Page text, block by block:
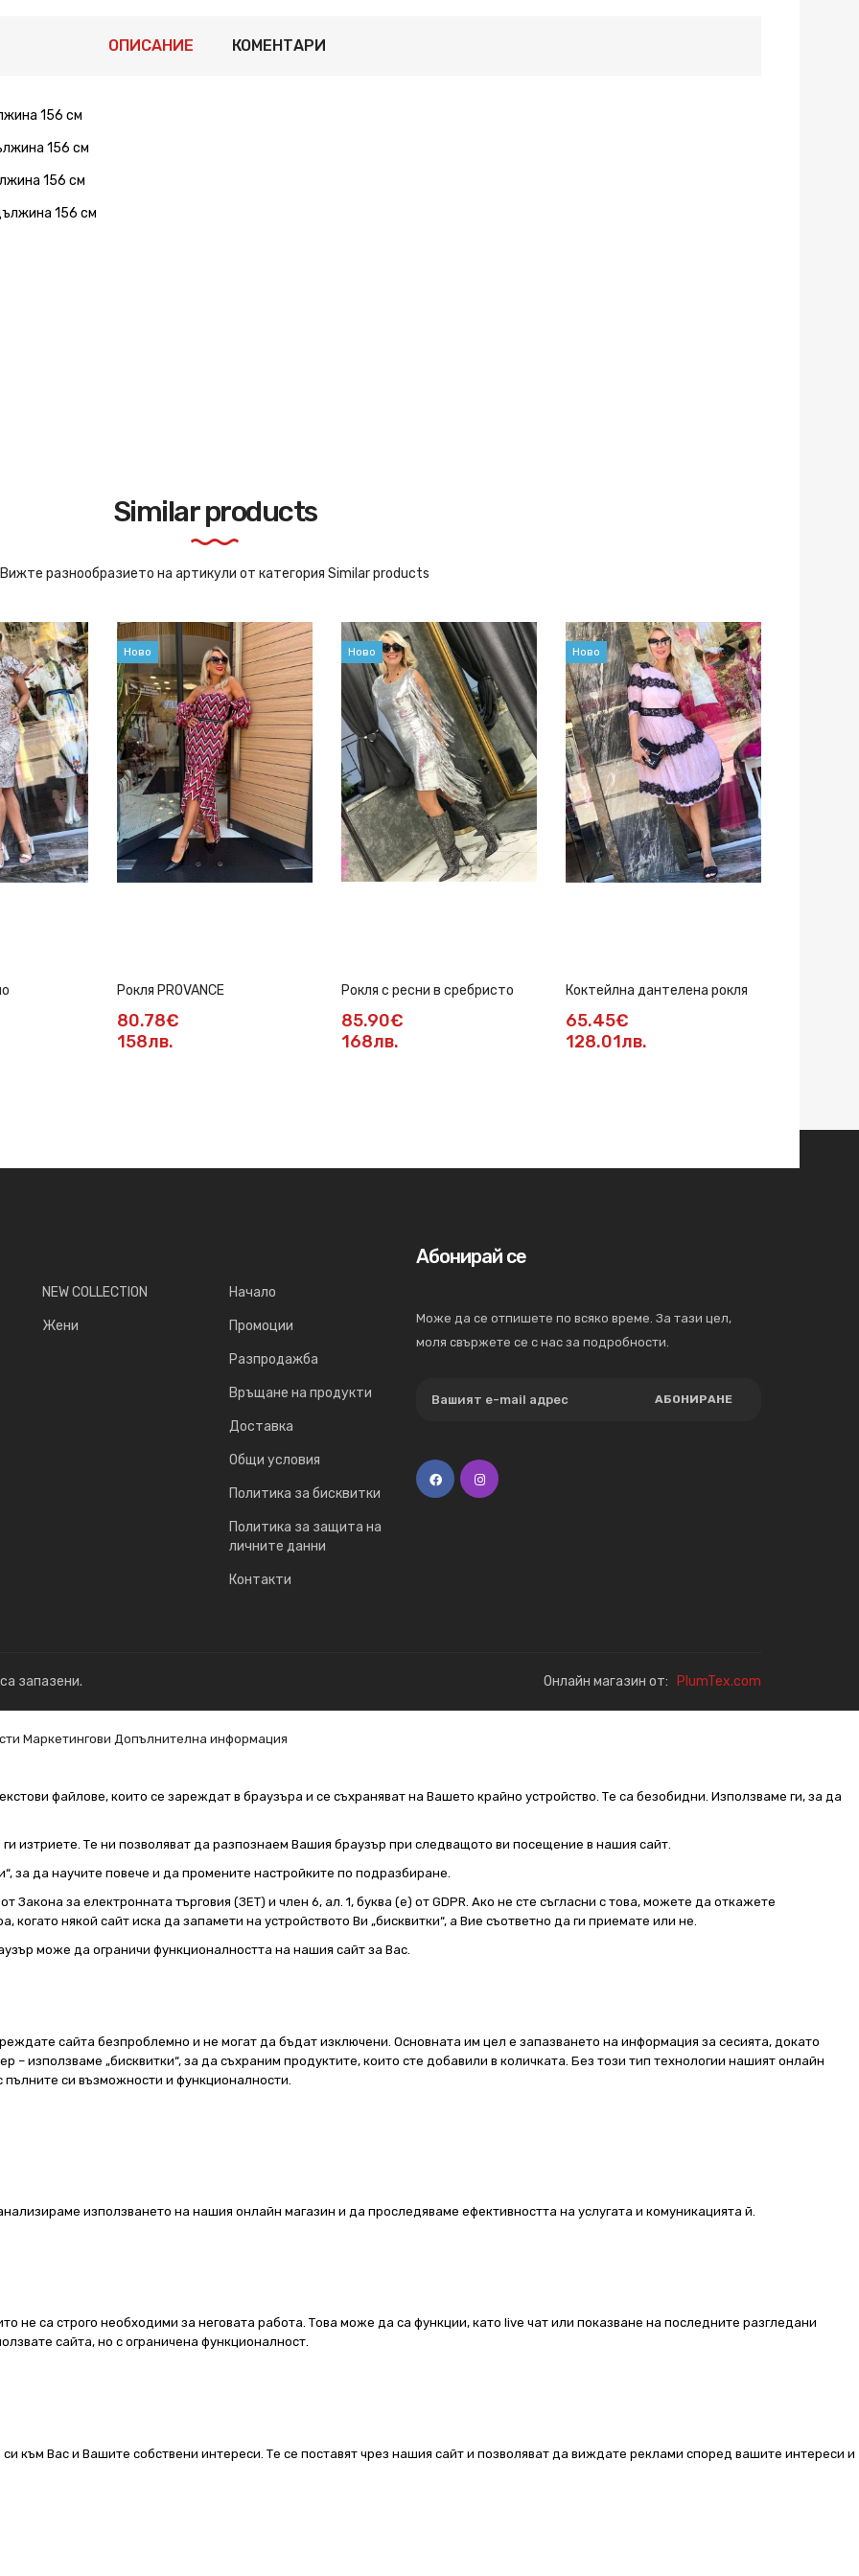
ОПИСАНИЕ КОМЕНТАРИ
156 см
156 см
156 см
156 см
Similar products
Вижте разнообразието на артикули от категория Similar products
Ново
Рокля PROVANCE
80.78€
158лв.
Ново
Рокля с ресни в сребристо
85.90€
168лв.
Ново
Коктейлна дантелена рокля
65.45€
128.01лв.
NEW COLLECTION
Жени
Начало
Промоции
Разпродажба
Връщане на продукти
Доставка
Общи условия
Политика за бисквитки
Политика за защита на
личните данни
Контакти
Абонирай се
Може да се отпишете по всяко време. За тази цел,
моля свържете се с нас за подробности.
АБОНИРАНЕ
запазени. Онлайн магазин от: PlumTex.com
Маркетингови Допълнителна информация
файлове, които се зареждат в браузъра и се съхраняват на Вашето крайно устройство. Те са безобидни. Използваме ги, за да
изтриете. Те ни позволяват да разпознаем Вашия браузър при следващото ви посещение в нашия сайт.
за да научите повече и да промените настройките по подразбиране.
Закона за електронната търговия (ЗЕТ) и член 6, ал. 1, буква (е) от GDPR. Ако не сте съгласни с това, можете да откажете
някой сайт иска да запамети на устройството Ви „бисквитки“, а Вие съответно да ги приемате или не.
може да ограничи функционалността на нашия сайт за Вас.
сайта безпроблемно и не могат да бъдат изключени. Основната им цел е запазването на информация за сесията, докато
използваме „бисквитки“, за да съхраним продуктите, които сте добавили в количката. Без този тип технологии нашият онлайн
пълните си възможности и функционалности.
използването на нашия онлайн магазин и да проследяваме ефективността на услугата и комуникацията й.
не са строго необходими за неговата работа. Това може да са функции, като live чат или показване на последните разгледани
сайта, но с ограничена функционалност.
към Вас и Вашите собствени интереси. Те се поставят чрез нашия сайт и позволяват да виждате реклами според вашите интереси и